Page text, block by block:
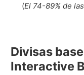
(El 74-89% de
Divisas
Interactive